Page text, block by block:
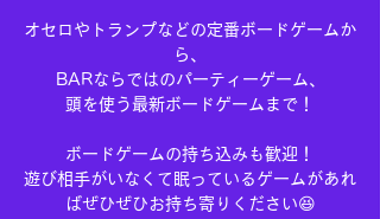
オセロやトランプなどの定番ボードゲームか
ら、
BARならではのパーティーゲーム、
頭を使う最新ボードゲームまで！
ボードゲームの持ち込みも歓迎！
遊び相手がいなくて眠っているゲームがあれ
ばぜひぜひお持ち寄りください😆